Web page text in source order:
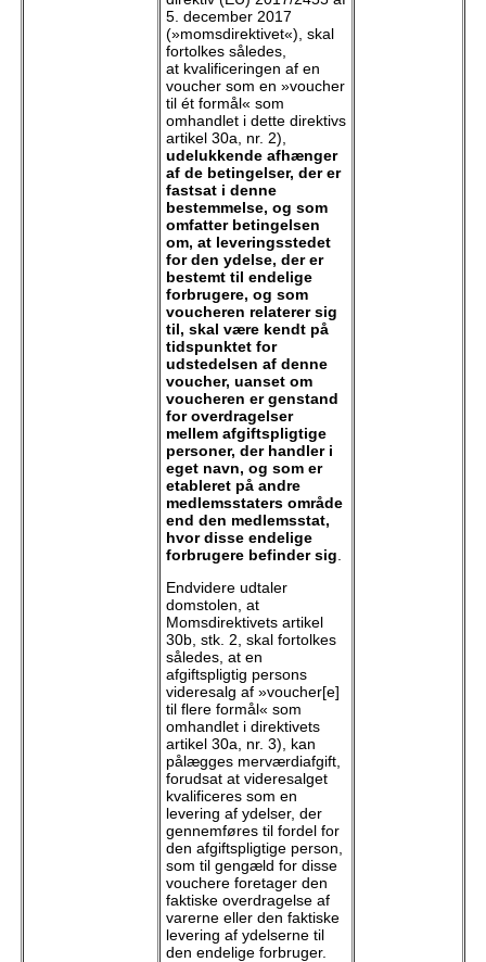
5. december 2017
(»momsdirektivet«), skal
fortolkes således,
at kvalificeringen af en
voucher som en »voucher
til ét formål« som
omhandlet i dette direktivs
artikel 30a, nr. 2),
udelukkende afhænger
af de betingelser, der er
fastsat i denne
bestemmelse, og som
omfatter betingelsen
om, at leveringsstedet
for den ydelse, der er
bestemt til endelige
forbrugere, og som
voucheren relaterer sig
til, skal være kendt på
tidspunktet for
udstedelsen af denne
voucher, uanset om
voucheren er genstand
for overdragelser
mellem afgiftspligtige
personer, der handler i
eget navn, og som er
etableret på andre
medlemsstaters område
end den medlemsstat,
hvor disse endelige
forbrugere befinder sig
Endvidere udtaler
domstolen, at
Momsdirektivets artikel
30b, stk. 2, skal fortolkes
således, at en
afgiftspligtig persons
videresalg af »voucher[e]
til flere formål« som
omhandlet i direktivets
artikel 30a, nr. 3), kan
pålægges merværdiafgift,
forudsat at videresalget
kvalificeres som en
levering af ydelser, der
gennemføres til fordel for
den afgiftspligtige person,
som til gengæld for disse
vouchere foretager den
faktiske overdragelse af
varerne eller den faktiske
levering af ydelserne til
den endelige forbruger.